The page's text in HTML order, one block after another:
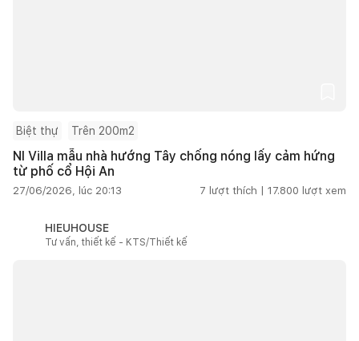
Biệt thự Trên 200m2
NI Villa mẫu nhà hướng Tây chống nóng lấy cảm hứng
từ phố cổ Hội An
27/06/2026, lúc 20:13 7 lượt thích | 17.800 lượt xem
HIEUHOUSE
Tư vấn, thiết kế - KTS/Thiết kế